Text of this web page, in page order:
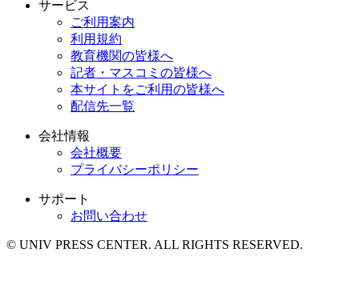
サービス
ご利用案内
利用規約
教育機関の皆様へ
記者・マスコミの皆様へ
本サイトをご利用の皆様へ
配信先一覧
会社情報
会社概要
プライバシーポリシー
サポート
お問い合わせ
© UNIV PRESS CENTER. ALL RIGHTS RESERVED.